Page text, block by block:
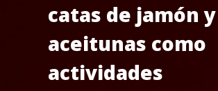
catas de jamón y
aceitunas como
actividades